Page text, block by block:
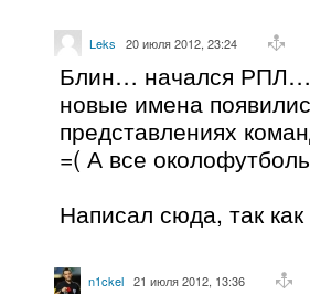
Leks 20 июля 2012, 23:24
Блин… начался
новые имена
представлениях
=( А все
Написал сюда, так
n1ckel 21 июля 2012, 13:36